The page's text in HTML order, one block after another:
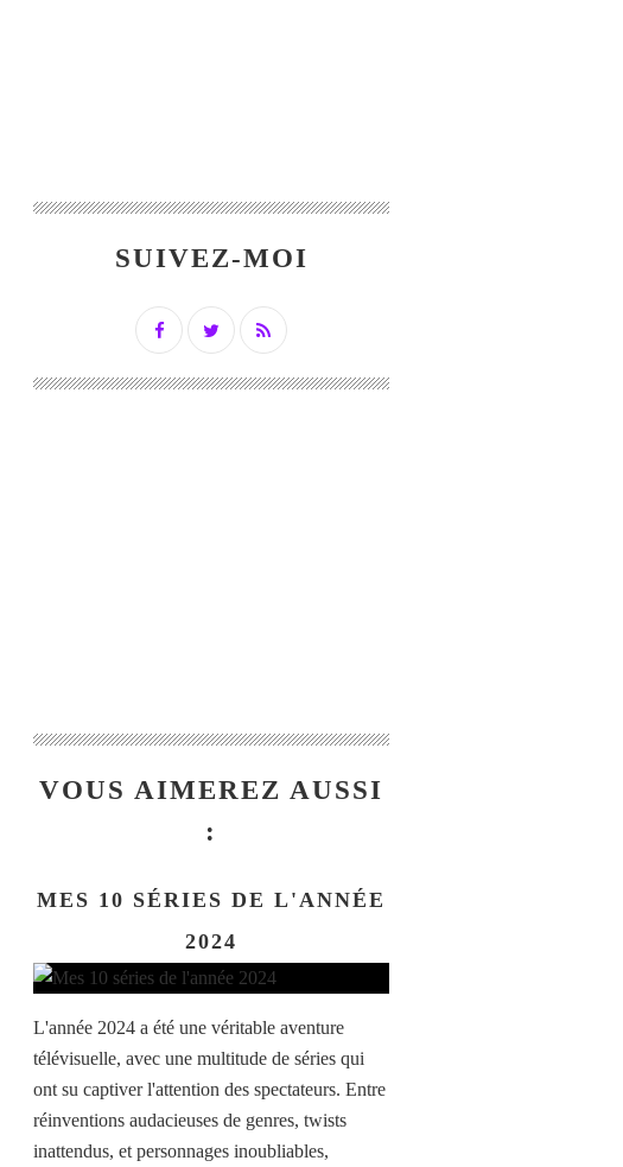
SUIVEZ-MOI
VOUS AIMEREZ AUSSI
:
MES 10 SÉRIES DE L'ANNÉE
2024
L'année 2024 a été une véritable aventure
télévisuelle, avec une multitude de séries qui
ont su captiver l'attention des spectateurs. Entre
réinventions audacieuses de genres, twists
inattendus, et personnages inoubliables,